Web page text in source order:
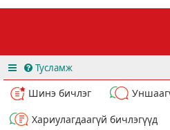
Тусламж
Шинэ бичлэг
Хариулагдаагүй бичлэгүүд